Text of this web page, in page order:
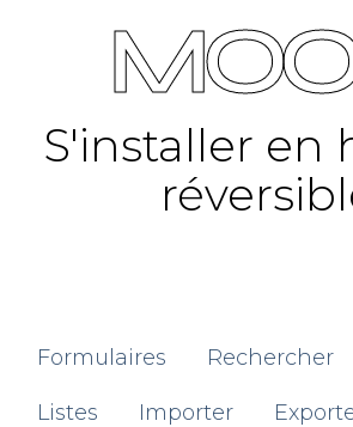
S'installer en
Formulaires Rechercher
Listes Importer